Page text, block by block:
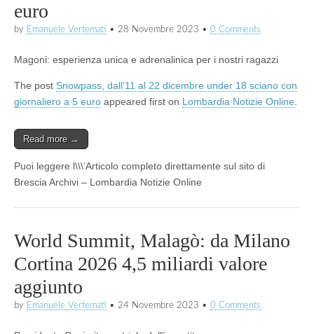
euro
by Emanuele Vertemati • 28 Novembre 2023 • 0 Comments
Magoni: esperienza unica e adrenalinica per i nostri ragazzi
The post Snowpass, dall’11 al 22 dicembre under 18 sciano con
giornaliero a 5 euro appeared first on Lombardia Notizie Online
Read more →
Puoi leggere l\\\’Articolo completo direttamente sul sito di
Brescia Archivi – Lombardia Notizie Online
World Summit, Malagò: da Milano
Cortina 2026 4,5 miliardi valore
aggiunto
by Emanuele Vertemati • 24 Novembre 2023 • 0 Comments